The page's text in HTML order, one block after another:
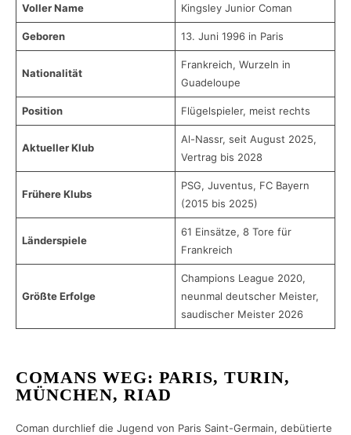
Voller Name Kingsley Junior Coman
Geboren 13. Juni 1996 in Paris
Nationalität
Frankreich, Wurzeln in
Guadeloupe
Position Flügelspieler, meist rechts
Aktueller Klub
Al-Nassr, seit August 2025,
Vertrag bis 2028
Frühere Klubs
PSG, Juventus, FC Bayern
(2015 bis 2025)
Länderspiele
61 Einsätze, 8 Tore für
Frankreich
Größte Erfolge
Champions League 2020,
neunmal deutscher Meister,
saudischer Meister 2026
COMANS WEG: PARIS, TURIN,
MÜNCHEN, RIAD
Coman durchlief die Jugend von Paris Saint-Germain, debütierte